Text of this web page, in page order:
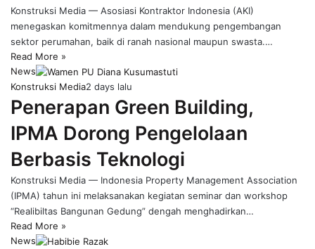
Konstruksi Media — Asosiasi Kontraktor Indonesia (AKI)
menegaskan komitmennya dalam mendukung pengembangan
sektor perumahan, baik di ranah nasional maupun swasta.…
Read More »
News
Konstruksi Media2 days lalu
Penerapan Green Building,
IPMA Dorong Pengelolaan
Berbasis Teknologi
Konstruksi Media — Indonesia Property Management Association
(IPMA) tahun ini melaksanakan kegiatan seminar dan workshop
“Realibiltas Bangunan Gedung” dengah menghadirkan…
Read More »
News